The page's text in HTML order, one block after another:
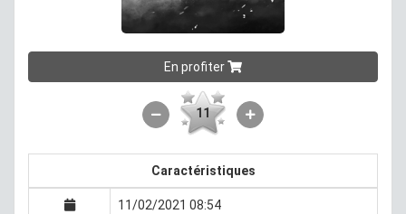
En profiter
11
Caractéristiques
11/02/2021 08:54